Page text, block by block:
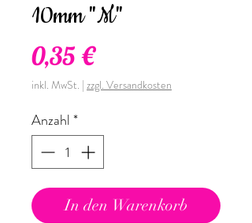
10mm "M"
0,35 €Preis
inkl. MwSt. | zzgl. Versandkosten
Anzahl*
In den Warenkorb